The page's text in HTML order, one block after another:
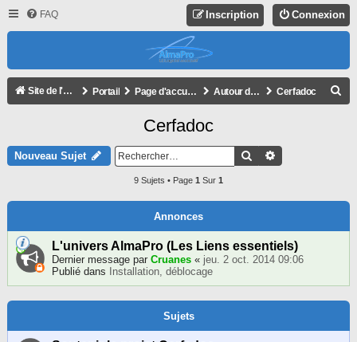
FAQ Connexion
Inscription
Site de l'association Portail Page d'accueil du forum Autour d'AlmaPro Cerfadoc
Cerfadoc
Nouveau Sujet Rechercher
9 Sujets • Page 1 Sur 1
Annonces
L'univers AlmaPro (Les Liens essentiels)
Dernier message par Cruanes « jeu. 2 oct. 2014 09:06
Publié dans
Installation, déblocage
Sujets